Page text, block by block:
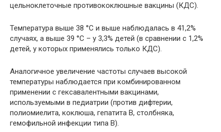
цельноклеточные противококлюшные вакцины (КДС).
Температура выше 38 °С и выше наблюдалась в 41,2%
случаях, а выше 39 °С – у 3,3% детей (в сравнении с 1,2%
детей, у которых применялись только КДС).
Аналогичное увеличение частоты случаев высокой
температуры наблюдается при комбинированном
применении с гексавалентными вакцинами,
используемыми в педиатрии (против дифтерии,
полиомиелита, коклюша, гепатита В, столбняка,
гемофильной инфекции типа В).